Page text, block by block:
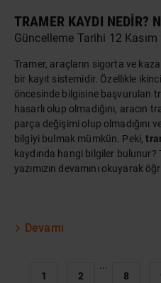
TRAMER KAYDI NEDIR?
Güncelleme Tarihi 12 Kasım
Tramer, araçların sigorta ve
bir kayıt sistemidir. Özellikle
öncesinde bilgisine başvurulan
hasarlı olup olmadığını,
parça değişimi olup olmadığını
bilgiyi bulmak mümkün. Peki,
kaydında hangi bilgiler bulunur?
yazımızın devamını okuyarak
Devamı
1 2
8